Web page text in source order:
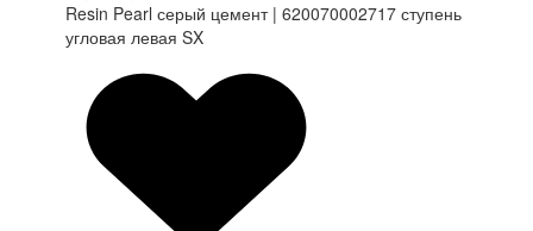
Resin Pearl серый цемент | 620070002717 ступень
угловая левая SX